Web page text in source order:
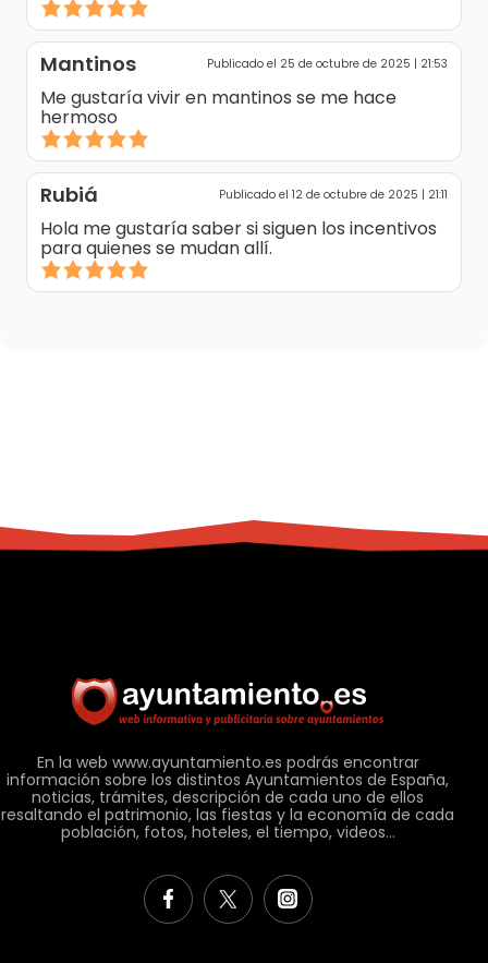
Mantinos Publicado el 25 de octubre de 2025 | 21:53
Me gustaría vivir en mantinos se me hace
hermoso
Rubiá Publicado el 12 de octubre de 2025 | 21:11
Hola me gustaría saber si siguen los incentivos
para quienes se mudan allí.
En la web www.ayuntamiento.es podrás encontrar
información sobre los distintos Ayuntamientos de España,
noticias, trámites, descripción de cada uno de ellos
resaltando el patrimonio, las fiestas y la economía de cada
población, fotos, hoteles, el tiempo, videos...